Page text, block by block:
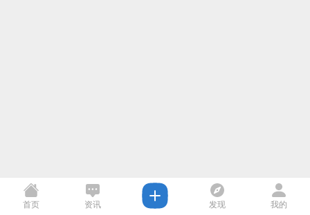
首页 资讯 发现 我的